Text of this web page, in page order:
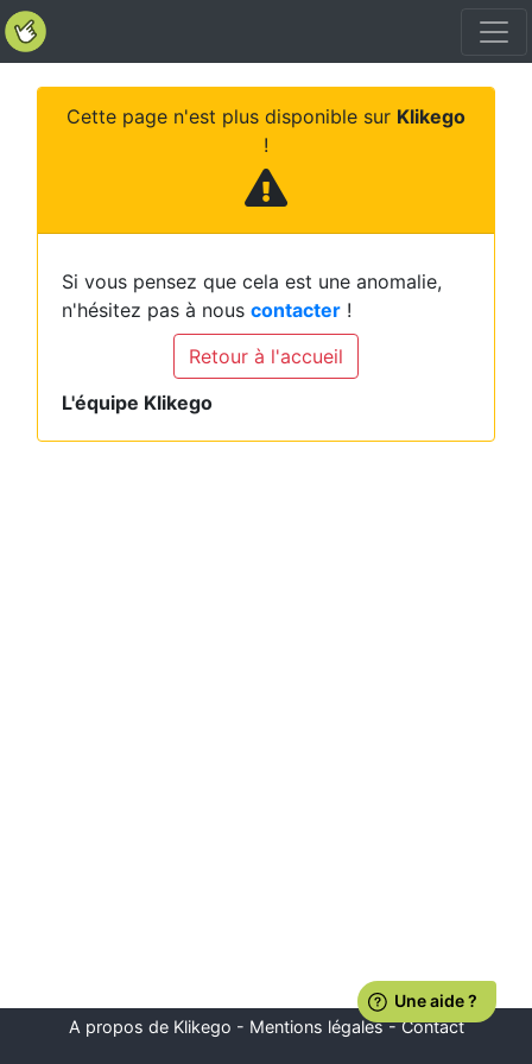
Cette page n'est plus disponible sur Klikego
!
Si vous pensez que cela est une anomalie,
n'hésitez pas à nous contacter !
Retour à l'accueil
L'équipe Klikego
A propos de Klikego - Mentions légales-Contact